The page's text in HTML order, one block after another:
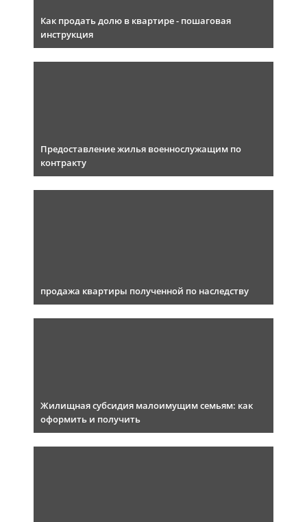
Как продать долю в квартире - пошаговая
инструкция
Предоставление жилья военнослужащим по
контракту
продажа квартиры полученной по наследству
Жилищная субсидия малоимущим семьям: как
оформить и получить